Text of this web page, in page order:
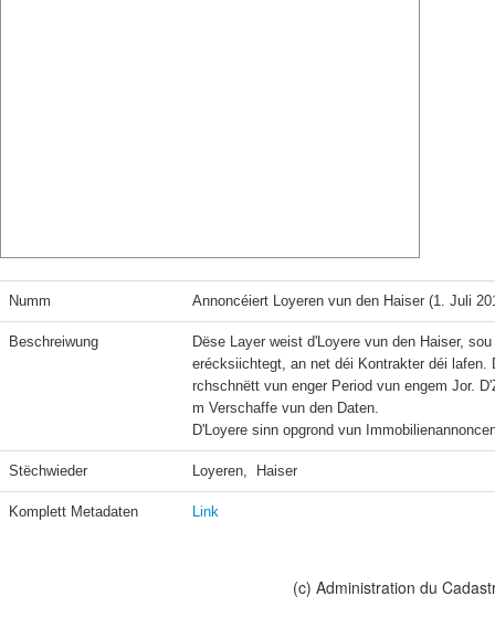
Numm Annoncéiert Loyeren vun den Haiser (1. Juli
Beschreiwung
Dëse Layer weist d'Loyere vun den Haiser,
erécksiichtegt, an net déi Kontrakter déi lafen.
rchschnëtt vun enger Period vun engem Jor.
m Verschaffe vun den Daten.
D'Loyere sinn opgrond vun
Stëchwieder Loyeren,  Haiser
Komplett Metadaten Link
(c) Administration du